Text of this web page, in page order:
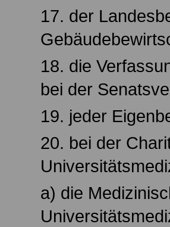
17. der
18. die
bei der
19. jeder
20. bei der
a) die